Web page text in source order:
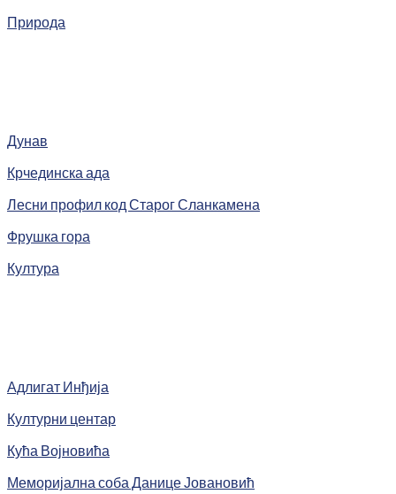
Природа
Дунав
Крчединска ада
Лесни профил код Старог Сланкамена
Фрушка гора
Култура
Адлигат Инђија
Културни центар
Кућа Војновића
Меморијална соба Данице Јовановић